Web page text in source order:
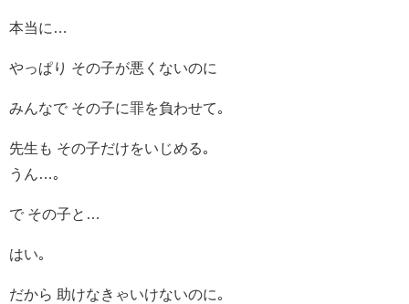
本当に…
やっぱり その子が悪くないのに
みんなで その子に罪を負わせて｡
先生も その子だけをいじめる｡
うん…｡
で その子と…
はい｡
だから 助けなきゃいけないのに｡